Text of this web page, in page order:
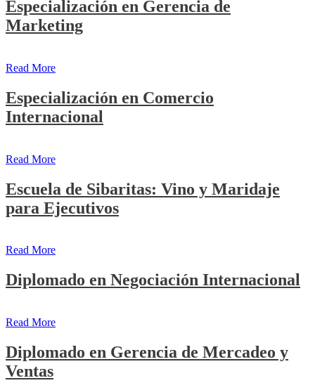
Especialización en Gerencia de
Marketing
Read More
Especialización en Comercio
Internacional
Read More
Escuela de Sibaritas: Vino y Maridaje
para Ejecutivos
Read More
Diplomado en Negociación Internacional
Read More
Diplomado en Gerencia de Mercadeo y
Ventas